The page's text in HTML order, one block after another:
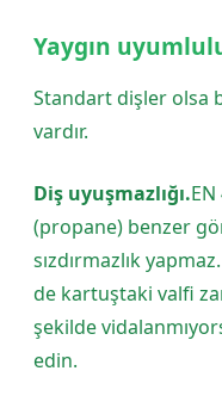
Yaygın
Standart dişler olsa
vardır.
Diş uyuşmazlığı.
(propane) benzer
sızdırmazlık
de kartuştaki valfi
şekilde
edin.